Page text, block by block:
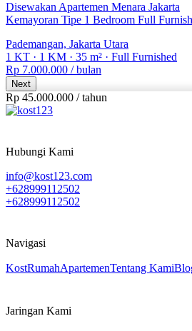
Disewakan Apartemen Menara Jakarta
Kemayoran Tipe 1 Bedroom Full
Pademangan, Jakarta Utara
1 KT · 1 KM · 35 m² · Full Furnished
Rp 7.000.000 / bulan
Next
Rp 45.000.000 /tahun
Hubungi Kami
info@kost123.com
+628999112502
+628999112502
Navigasi
KostRumahApartemenTentang Kami
Jaringan Kami